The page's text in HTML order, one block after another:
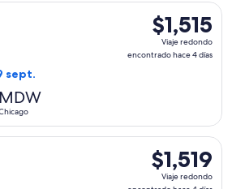
$1,515
Viaje
redondo,
$1,515
Viaje redondo
encontrado hace 4 días
sept.
MDW
Airlines Group, con salida el
$1,519
Viaje
$1,519
Viaje redondo
Airlines Group, con salida el